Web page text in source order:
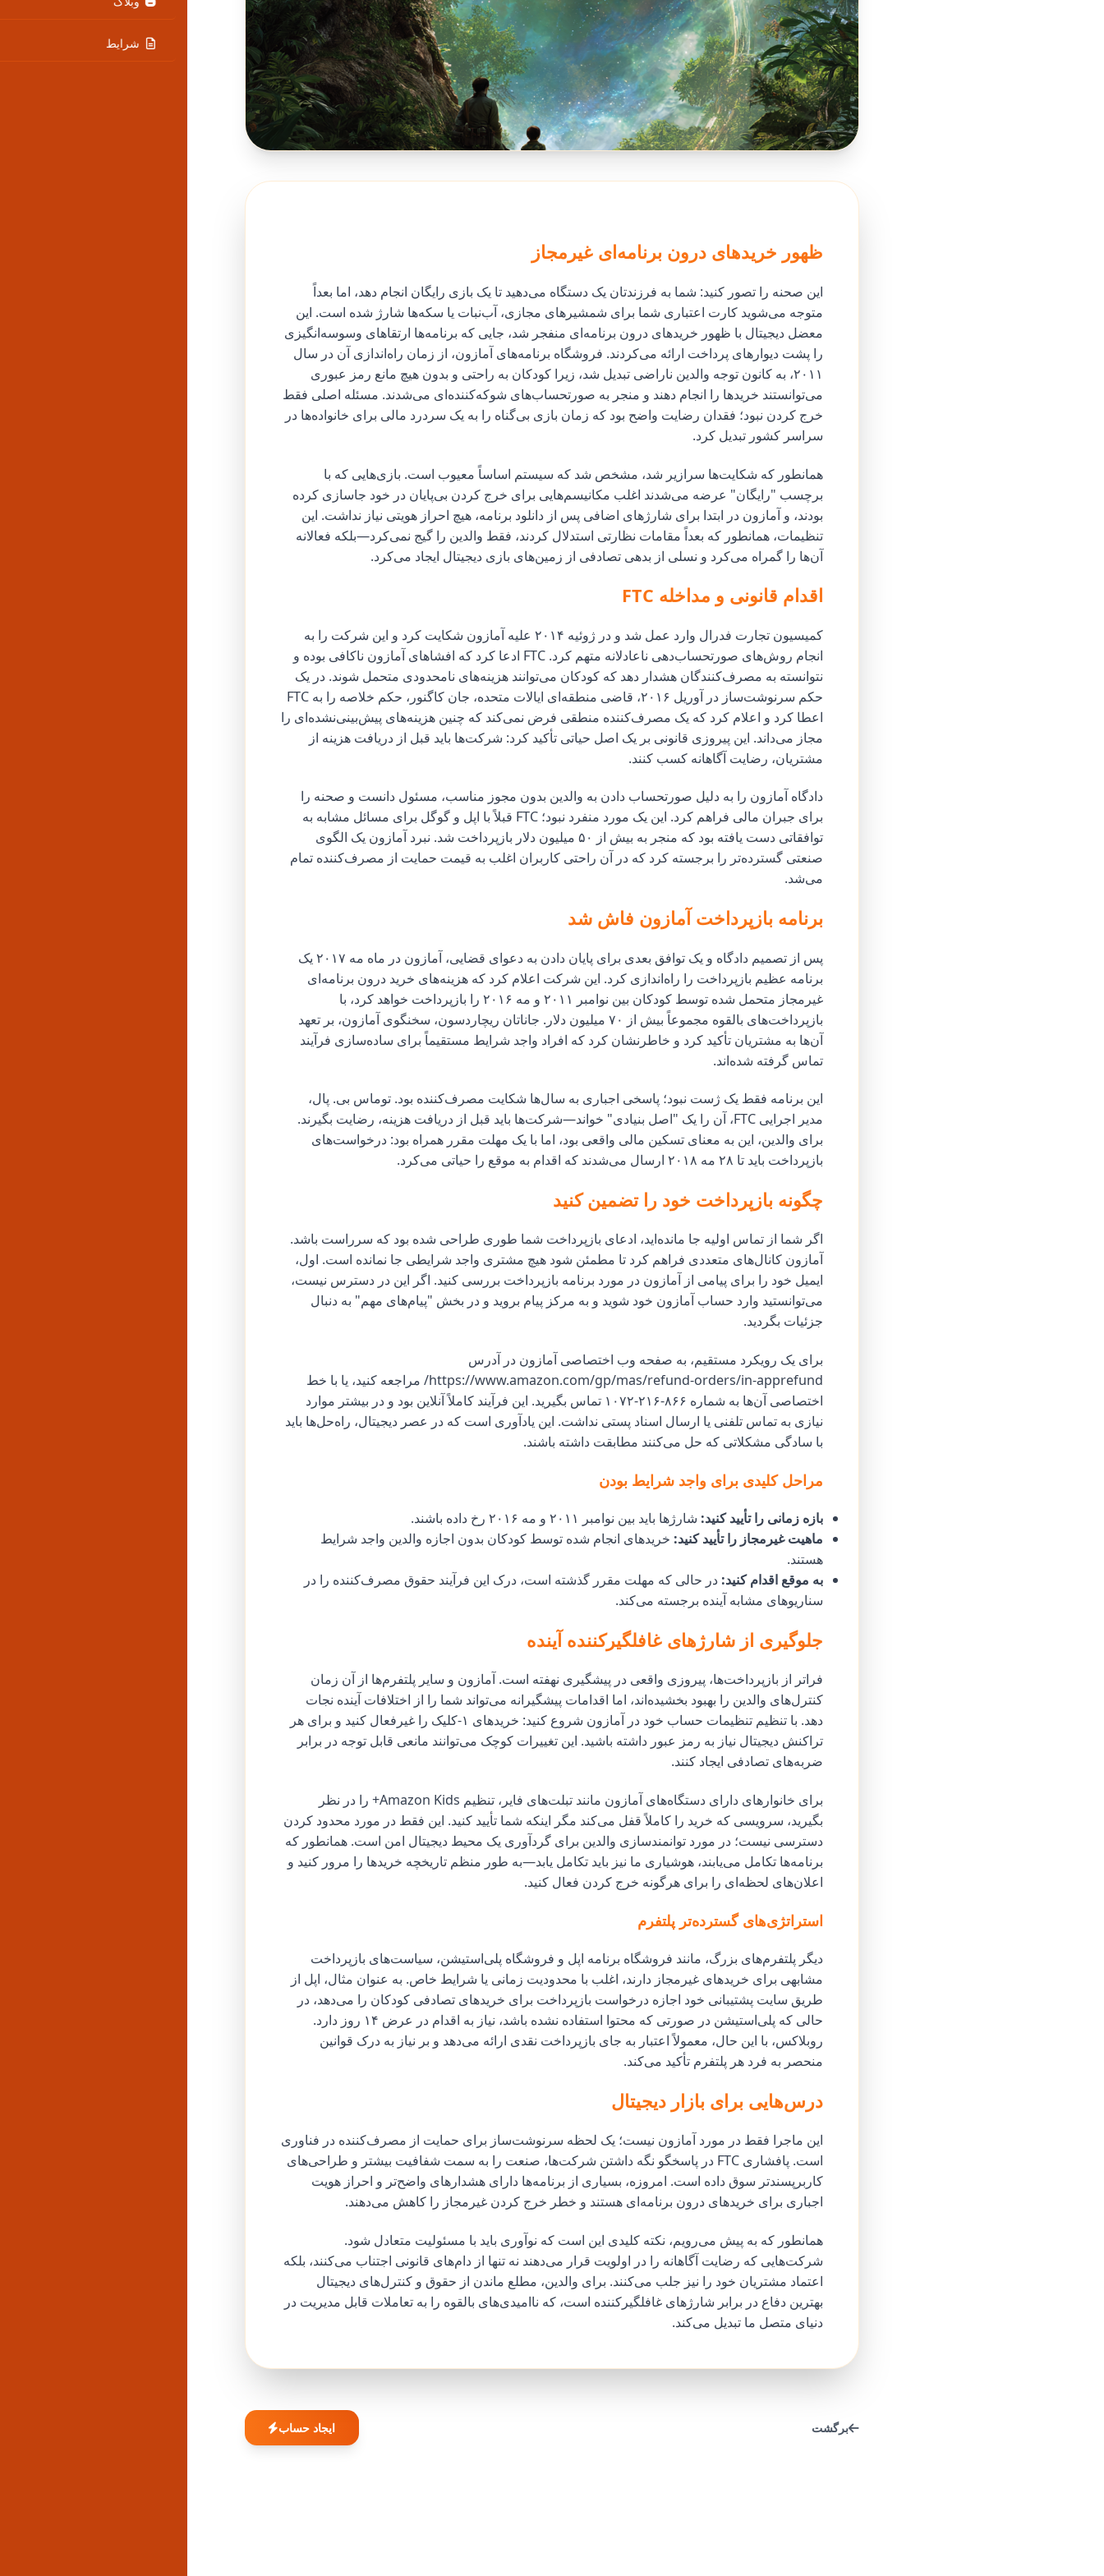
شرایط
ظهور خریدهای درون برنامه‌ای غیرمجاز
این صحنه را تصور کنید: شما به فرزندتان یک دستگاه می‌دهید تا یک بازی رایگان انجام دهد، اما بعداً
متوجه می‌شوید کارت اعتباری شما برای شمشیرهای مجازی، آب‌نبات یا سکه‌ها شارژ شده است. این
معضل دیجیتال با ظهور خریدهای درون برنامه‌ای منفجر شد، جایی که برنامه‌ها ارتقاهای وسوسه‌انگیزی
را پشت دیوارهای پرداخت ارائه می‌کردند. فروشگاه برنامه‌های آمازون، از زمان راه‌اندازی آن در سال
۲۰۱۱، به کانون توجه والدین ناراضی تبدیل شد، زیرا کودکان به راحتی و بدون هیچ مانع رمز عبوری
می‌توانستند خریدها را انجام دهند و منجر به صورتحساب‌های شوکه‌کننده‌ای می‌شدند. مسئله اصلی فقط
خرج کردن نبود؛ فقدان رضایت واضح بود که زمان بازی بی‌گناه را به یک سردرد مالی برای خانواده‌ها در
سراسر کشور تبدیل کرد.
همانطور که شکایت‌ها سرازیر شد، مشخص شد که سیستم اساساً معیوب است. بازی‌هایی که با
برچسب "رایگان" عرضه می‌شدند اغلب مکانیسم‌هایی برای خرج کردن بی‌پایان در خود جاسازی کرده
بودند، و آمازون در ابتدا برای شارژهای اضافی پس از دانلود برنامه، هیچ احراز هویتی نیاز نداشت. این
تنظیمات، همانطور که بعداً مقامات نظارتی استدلال کردند، فقط والدین را گیج نمی‌کرد—بلکه فعالانه
آن‌ها را گمراه می‌کرد و نسلی از بدهی تصادفی از زمین‌های بازی دیجیتال ایجاد می‌کرد.
اقدام قانونی و مداخله FTC
کمیسیون تجارت فدرال وارد عمل شد و در ژوئیه ۲۰۱۴ علیه آمازون شکایت کرد و این شرکت را به
انجام روش‌های صورتحساب‌دهی ناعادلانه متهم کرد. FTC ادعا کرد که افشاهای آمازون ناکافی بوده و
نتوانسته به مصرف‌کنندگان هشدار دهد که کودکان می‌توانند هزینه‌های نامحدودی متحمل شوند. در یک
حکم سرنوشت‌ساز در آوریل ۲۰۱۶، قاضی منطقه‌ای ایالات متحده، جان کاگنور، حکم خلاصه را به FTC
اعطا کرد و اعلام کرد که یک مصرف‌کننده منطقی فرض نمی‌کند که چنین هزینه‌های پیش‌بینی‌نشده‌ای را
مجاز می‌داند. این پیروزی قانونی بر یک اصل حیاتی تأکید کرد: شرکت‌ها باید قبل از دریافت هزینه از
مشتریان، رضایت آگاهانه کسب کنند.
دادگاه آمازون را به دلیل صورتحساب دادن به والدین بدون مجوز مناسب، مسئول دانست و صحنه را
برای جبران مالی فراهم کرد. این یک مورد منفرد نبود؛ FTC قبلاً با اپل و گوگل برای مسائل مشابه به
توافقاتی دست یافته بود که منجر به بیش از ۵۰ میلیون دلار بازپرداخت شد. نبرد آمازون یک الگوی
صنعتی گسترده‌تر را برجسته کرد که در آن راحتی کاربران اغلب به قیمت حمایت از مصرف‌کننده تمام
می‌شد.
برنامه بازپرداخت آمازون فاش شد
پس از تصمیم دادگاه و یک توافق بعدی برای پایان دادن به دعوای قضایی، آمازون در ماه مه ۲۰۱۷ یک
برنامه عظیم بازپرداخت را راه‌اندازی کرد. این شرکت اعلام کرد که هزینه‌های خرید درون برنامه‌ای
غیرمجاز متحمل شده توسط کودکان بین نوامبر ۲۰۱۱ و مه ۲۰۱۶ را بازپرداخت خواهد کرد، با
بازپرداخت‌های بالقوه مجموعاً بیش از ۷۰ میلیون دلار. جاناتان ریچاردسون، سخنگوی آمازون، بر تعهد
آن‌ها به مشتریان تأکید کرد و خاطرنشان کرد که افراد واجد شرایط مستقیماً برای ساده‌سازی فرآیند
تماس گرفته شده‌اند.
این برنامه فقط یک ژست نبود؛ پاسخی اجباری به سال‌ها شکایت مصرف‌کننده بود. توماس بی. پال،
مدیر اجرایی FTC، آن را یک "اصل بنیادی" خواند—شرکت‌ها باید قبل از دریافت هزینه، رضایت بگیرند.
برای والدین، این به معنای تسکین مالی واقعی بود، اما با یک مهلت مقرر همراه بود: درخواست‌های
بازپرداخت باید تا ۲۸ مه ۲۰۱۸ ارسال می‌شدند که اقدام به موقع را حیاتی می‌کرد.
چگونه بازپرداخت خود را تضمین کنید
اگر شما از تماس اولیه جا مانده‌اید، ادعای بازپرداخت شما طوری طراحی شده بود که سرراست باشد.
آمازون کانال‌های متعددی فراهم کرد تا مطمئن شود هیچ مشتری واجد شرایطی جا نمانده است. اول،
ایمیل خود را برای پیامی از آمازون در مورد برنامه بازپرداخت بررسی کنید. اگر این در دسترس نیست،
می‌توانستید وارد حساب آمازون خود شوید و به مرکز پیام بروید و در بخش "پیام‌های مهم" به دنبال
جزئیات بگردید.
برای یک رویکرد مستقیم، به صفحه وب اختصاصی آمازون در آدرس
https://www.amazon.com/gp/mas/refund-orders/in-apprefund/ مراجعه کنید، یا با خط
اختصاصی آن‌ها به شماره ۸۶۶-۲۱۶-۱۰۷۲ تماس بگیرید. این فرآیند کاملاً آنلاین بود و در بیشتر موارد
نیازی به تماس تلفنی یا ارسال اسناد پستی نداشت. این یادآوری است که در عصر دیجیتال، راه‌حل‌ها باید
با سادگی مشکلاتی که حل می‌کنند مطابقت داشته باشند.
مراحل کلیدی برای واجد شرایط بودن
بازه زمانی را تأیید کنید: شارژها باید بین نوامبر ۲۰۱۱ و مه ۲۰۱۶ رخ داده باشند.
ماهیت غیرمجاز را تأیید کنید: خریدهای انجام شده توسط کودکان بدون اجازه والدین واجد شرایط
هستند.
به موقع اقدام کنید: در حالی که مهلت مقرر گذشته است، درک این فرآیند حقوق مصرف‌کننده را در
سناریوهای مشابه آینده برجسته می‌کند.
جلوگیری از شارژهای غافلگیرکننده آینده
فراتر از بازپرداخت‌ها، پیروزی واقعی در پیشگیری نهفته است. آمازون و سایر پلتفرم‌ها از آن زمان
کنترل‌های والدین را بهبود بخشیده‌اند، اما اقدامات پیشگیرانه می‌تواند شما را از اختلافات آینده نجات
دهد. با تنظیم تنظیمات حساب خود در آمازون شروع کنید: خریدهای ۱-کلیک را غیرفعال کنید و برای هر
تراکنش دیجیتال نیاز به رمز عبور داشته باشید. این تغییرات کوچک می‌توانند مانعی قابل توجه در برابر
ضربه‌های تصادفی ایجاد کنند.
برای خانوارهای دارای دستگاه‌های آمازون مانند تبلت‌های فایر، تنظیم Amazon Kids+ را در نظر
بگیرید، سرویسی که خرید را کاملاً قفل می‌کند مگر اینکه شما تأیید کنید. این فقط در مورد محدود کردن
دسترسی نیست؛ در مورد توانمندسازی والدین برای گردآوری یک محیط دیجیتال امن است. همانطور که
برنامه‌ها تکامل می‌یابند، هوشیاری ما نیز باید تکامل یابد—به طور منظم تاریخچه خریدها را مرور کنید و
اعلان‌های لحظه‌ای را برای هرگونه خرج کردن فعال کنید.
استراتژی‌های گسترده‌تر پلتفرم
دیگر پلتفرم‌های بزرگ، مانند فروشگاه برنامه اپل و فروشگاه پلی‌استیشن، سیاست‌های بازپرداخت
مشابهی برای خریدهای غیرمجاز دارند، اغلب با محدودیت زمانی یا شرایط خاص. به عنوان مثال، اپل از
طریق سایت پشتیبانی خود اجازه درخواست بازپرداخت برای خریدهای تصادفی کودکان را می‌دهد، در
حالی که پلی‌استیشن در صورتی که محتوا استفاده نشده باشد، نیاز به اقدام در عرض ۱۴ روز دارد.
روبلاکس، با این حال، معمولاً اعتبار به جای بازپرداخت نقدی ارائه می‌دهد و بر نیاز به درک قوانین
منحصر به فرد هر پلتفرم تأکید می‌کند.
درس‌هایی برای بازار دیجیتال
این ماجرا فقط در مورد آمازون نیست؛ یک لحظه سرنوشت‌ساز برای حمایت از مصرف‌کننده در فناوری
است. پافشاری FTC در پاسخگو نگه داشتن شرکت‌ها، صنعت را به سمت شفافیت بیشتر و طراحی‌های
کاربرپسندتر سوق داده است. امروزه، بسیاری از برنامه‌ها دارای هشدارهای واضح‌تر و احراز هویت
اجباری برای خریدهای درون برنامه‌ای هستند و خطر خرج کردن غیرمجاز را کاهش می‌دهند.
همانطور که به پیش می‌رویم، نکته کلیدی این است که نوآوری باید با مسئولیت متعادل شود.
شرکت‌هایی که رضایت آگاهانه را در اولویت قرار می‌دهند نه تنها از دام‌های قانونی اجتناب می‌کنند، بلکه
اعتماد مشتریان خود را نیز جلب می‌کنند. برای والدین، مطلع ماندن از حقوق و کنترل‌های دیجیتال
بهترین دفاع در برابر شارژهای غافلگیرکننده است، که ناامیدی‌های بالقوه را به تعاملات قابل مدیریت در
دنیای متصل ما تبدیل می‌کند.
برگشت ایجاد حساب